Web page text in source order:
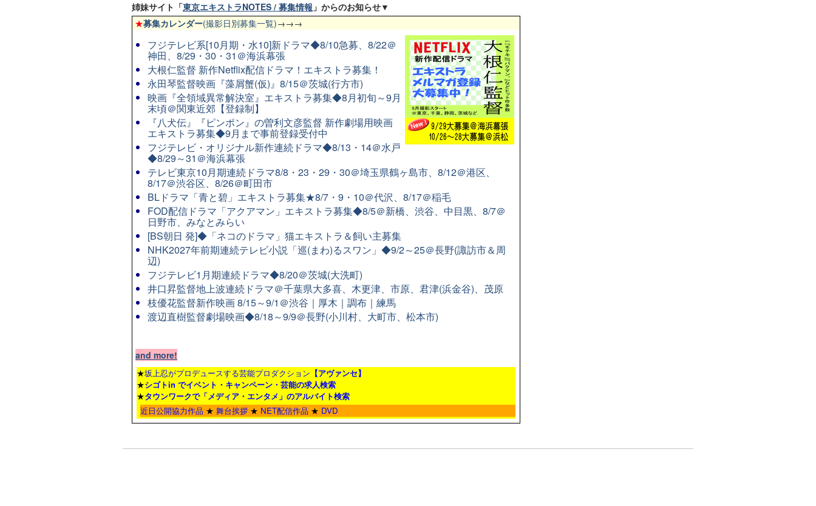
姉妹サイト「東京エキストラNOTES / 募集情報 」からのお知らせ▼
★募集カレンダー(撮影日別募集一覧)→→→
フジテレビ系[10月期・水10]新ドラマ◆8/10急募、8/22＠
神田、8/29・30・31＠海浜幕張
大根仁監督 新作Netflix配信ドラマ！エキストラ募集！
永田琴監督映画『藻屑蟹(仮)』8/15＠茨城(行方市)
映画『全領域異常解決室』エキストラ募集◆8月初旬～9月
末頃＠関東近郊【登録制】
『八犬伝』『ピンポン』の曽利文彦監督 新作劇場用映画
エキストラ募集◆9月まで事前登録受付中
フジテレビ・オリジナル新作連続ドラマ◆8/13・14＠水戸
◆8/29～31＠海浜幕張
テレビ東京10月期連続ドラマ8/8・23・29・30＠埼玉県鶴ヶ島市、8/12＠港区、
8/17＠渋谷区、8/26＠町田市
BLドラマ「青と碧」エキストラ募集★8/7・9・10＠代沢、8/17＠稲毛
FOD配信ドラマ「アクアマン」エキストラ募集◆8/5＠新橋、渋谷、中目黒、8/7＠
日野市、みなとみらい
[BS朝日 発]◆「ネコのドラマ」猫エキストラ＆飼い主募集
NHK2027年前期連続テレビ小説「巡(まわ)るスワン」◆9/2～25＠長野(諏訪市＆周
辺)
フジテレビ1月期連続ドラマ◆8/20＠茨城(大洗町)
井口昇監督地上波連続ドラマ＠千葉県大多喜、木更津、市原、君津(浜金谷)、茂原
枝優花監督新作映画 8/15～9/1＠渋谷｜厚木｜調布｜練馬
渡辺直樹監督劇場映画◆8/18～9/9＠長野(小川村、大町市、松本市)
and more!
★坂上忍がプロデュースする芸能プロダクション 【アヴァンセ】
★シゴトin でイベント・キャンペーン・芸能の求人検索
★タウンワークで「メディア・エンタメ」のアルバイト検索
近日公開協力作品 ★ 舞台挨拶 ★ NET配信作品 ★ DVD